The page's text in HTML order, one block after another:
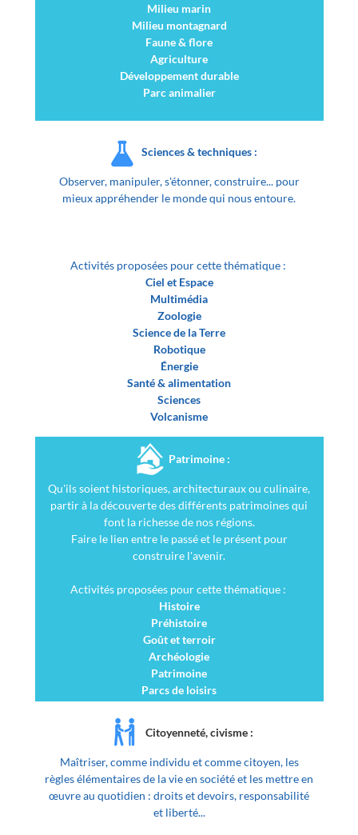
Milieu marin
Milieu montagnard
Faune & flore
Agriculture
Développement durable
Parc animalier
Sciences & techniques :
Observer, manipuler, s'étonner, construire... pour
mieux appréhender le monde qui nous entoure.
Activités proposées pour cette thématique :
Ciel et Espace
Multimédia
Zoologie
Science de la Terre
Robotique
Énergie
Santé & alimentation
Sciences
Volcanisme
Patrimoine :
Qu'ils soient historiques, architecturaux ou culinaire,
partir à la découverte des différents patrimoines qui
font la richesse de nos régions.
Faire le lien entre le passé et le présent pour
construire l'avenir.
Activités proposées pour cette thématique :
Histoire
Préhistoire
Goût et terroir
Archéologie
Patrimoine
Parcs de loisirs
Citoyenneté, civisme :
Maîtriser, comme individu et comme citoyen, les
règles élémentaires de la vie en société et les mettre en
œuvre au quotidien : droits et devoirs, responsabilité
et liberté...